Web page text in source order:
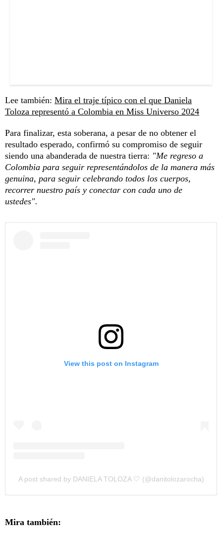
Lee también: Mira el traje típico con el que Daniela
Toloza representó a Colombia en Miss Universo 2024
Para finalizar, esta soberana, a pesar de no obtener el
resultado esperado, confirmó su compromiso de seguir
siendo una abanderada de nuestra tierra: "Me regreso a
Colombia para seguir representándolos de la manera más
genuina, para seguir celebrando todos los cuerpos,
recorrer nuestro país y conectar con cada uno de
ustedes".
View this post on Instagram
A post shared by DANIELA TOLOZA 🤍 (@danitolozarocha)
Mira también: